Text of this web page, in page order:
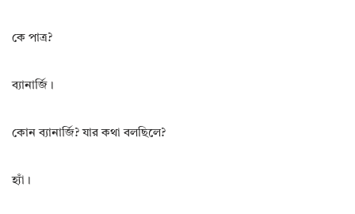
কে পাত্র?
ব্যানার্জি।
কোন ব্যানার্জি? যার কথা বলছিলে?
হ্যাঁ।